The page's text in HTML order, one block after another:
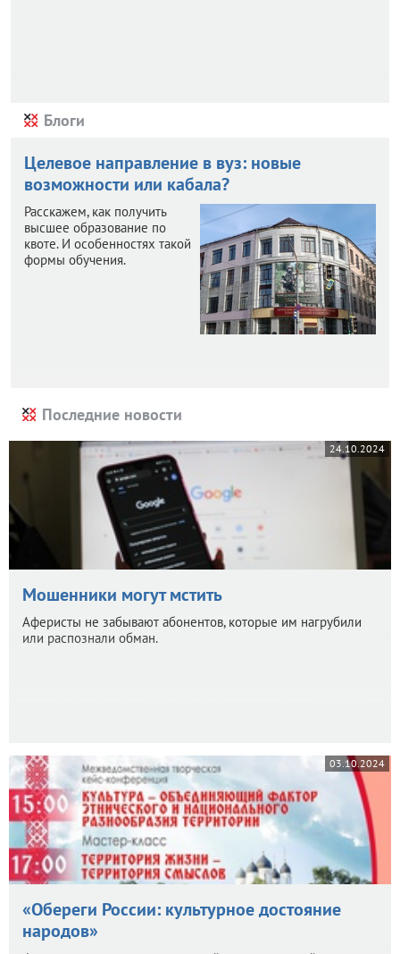
Блоги
Целевое направление в вуз: новые
возможности или кабала?
Расскажем, как получить
высшее образование по
квоте. И особенностях такой
формы обучения.
Последние новости
24.10.2024
Мошенники могут мстить
Аферисты не забывают абонентов, которые им нагрубили
или распознали обман.
03.10.2024
«Обереги России: культурное достояние
народов»